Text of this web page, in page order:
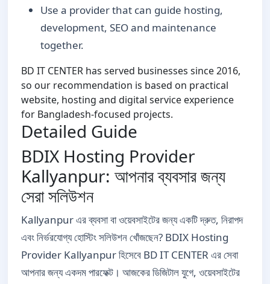
Use a provider that can guide hosting,
development, SEO and maintenance
together.
BD IT CENTER has served businesses since 2016,
so our recommendation is based on practical
website, hosting and digital service experience
for Bangladesh-focused projects.
Detailed Guide
BDIX Hosting Provider
Kallyanpur: আপনার ব্যবসার জন্য
সেরা সলিউশন
Kallyanpur এর ব্যবসা বা ওয়েবসাইটের জন্য একটি দ্রুত, নিরাপদ
এবং নির্ভরযোগ্য হোস্টিং সলিউশন খোঁজছেন? BDIX Hosting
Provider Kallyanpur হিসেবে BD IT CENTER এর সেবা
আপনার জন্য একদম পারফেক্ট। আজকের ডিজিটাল যুগে, ওয়েবসাইটের